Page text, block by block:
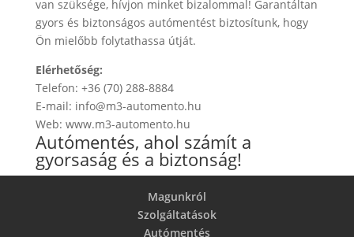
van szüksége, hívjon minket bizalommal! Garantáltan
gyors és biztonságos autómentést biztosítunk, hogy
Ön mielőbb folytathassa útját.
Elérhetőség:
Telefon: +36 (70) 288-8884
E-mail: info@m3-automento.hu
Web: www.m3-automento.hu
Autómentés, ahol számít a
gyorsaság és a biztonság!
Magunkról
Szolgáltatások
Autómentés